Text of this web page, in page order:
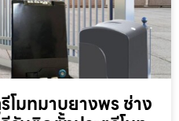
โมทมาบยางพร ช่าง